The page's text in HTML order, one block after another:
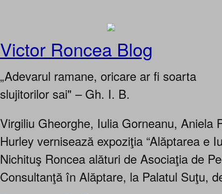
Victor Roncea Blog
„Adevarul ramane, oricare ar fi soarta
slujitorilor sai" – Gh. I. B.
Virgiliu Gheorghe, Iulia Gorneanu, Aniela
Hurley vernisează expoziţia “Alăptarea e
Nichituş Roncea alături de Asociaţia de
Consultanţă în Alăptare, la Palatul Suţu,